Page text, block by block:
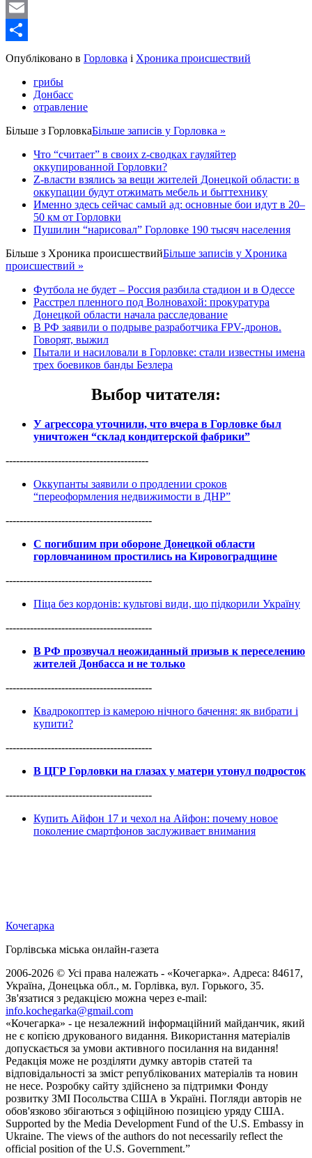
WordPress
Email
Share
Опубліковано в Горловка і Хроника происшествий
грибы
Донбасс
отравление
Більше з ГорловкаБільше записів у Горловка »
Что “считает” в своих z-сводках гауляйтер
оккупированной Горловки?
Z-власти взялись за вещи жителей Донецкой области: в
оккупации будут отжимать мебель и быттехнику
Именно здесь сейчас самый ад: основные бои идут в 20–
50 км от Горловки
Пушилин “нарисовал” Горловке 190 тысяч населения
Більше з Хроника происшествийБільше записів у Хроника
происшествий »
Футбола не будет – Россия разбила стадион и в Одессе
Расстрел пленного под Волновахой: прокуратура
Донецкой области начала расследование
В РФ заявили о подрыве разработчика FPV-дронов.
Говорят, выжил
Пытали и насиловали в Горловке: стали известны имена
трех боевиков банды Безлера
Выбор читателя:
У агрессора уточнили, что вчера в Горловке был
уничтожен “склад кондитерской фабрики”
-----------------------------------------
Оккупанты заявили о продлении сроков
“переоформления недвижимости в ДНР”
------------------------------------------
С погибшим при обороне Донецкой области
горловчанином простились на Кировоградщине
------------------------------------------
Піца без кордонів: культові види, що підкорили Україну
------------------------------------------
В РФ прозвучал неожиданный призыв к переселению
жителей Донбасса и не только
------------------------------------------
Квадрокоптер із камерою нічного бачення: як вибрати і
купити?
------------------------------------------
В ЦГР Горловки на глазах у матери утонул подросток
------------------------------------------
Купить Айфон 17 и чехол на Айфон: почему новое
поколение смартфонов заслуживает внимания
Кочегарка
Горлівська міська онлайн-газета
2006-2026 © Усі права належать - «Кочегарка». Адреса: 84617,
Україна, Донецька обл., м. Горлівка, вул. Горького, 35.
Зв'язатися з редакцією можна через e-mail:
info.kochegarka@gmail.com
«Кочегарка» - це незалежний інформаційний майданчик, який
не є копією друкованого видання. Використання матеріалів
допускається за умови активного посилання на видання!
Редакція може не розділяти думку авторів статей та
відповідальності за зміст републікованих матеріалів та новин
не несе. Розробку сайту здійснено за підтримки Фонду
розвитку ЗМІ Посольства США в Україні. Погляди авторів не
обов'язково збігаються з офіційною позицією уряду США.
Supported by the Media Development Fund of the U.S. Embassy in
Ukraine. The views of the authors do not necessarily reflect the
official position of the U.S. Government.”